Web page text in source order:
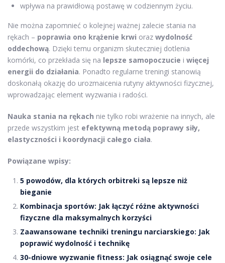
wpływa na prawidłową postawę w codziennym życiu.
Nie można zapomnieć o kolejnej ważnej zalecie stania na
rękach – poprawia ono krążenie krwi oraz wydolność
oddechową. Dzięki temu organizm skuteczniej dotlenia
komórki, co przekłada się na lepsze samopoczucie i więcej
energii do działania. Ponadto regularne treningi stanowią
doskonałą okazję do urozmaicenia rutyny aktywności fizycznej,
wprowadzając element wyzwania i radości.
Nauka stania na rękach nie tylko robi wrażenie na innych, ale
przede wszystkim jest efektywną metodą poprawy siły,
elastyczności i koordynacji całego ciała.
Powiązane wpisy:
5 powodów, dla których orbitreki są lepsze niż
bieganie
Kombinacja sportów: Jak łączyć różne aktywności
fizyczne dla maksymalnych korzyści
Zaawansowane techniki treningu narciarskiego: Jak
poprawić wydolność i technikę
30-dniowe wyzwanie fitness: Jak osiągnąć swoje cele